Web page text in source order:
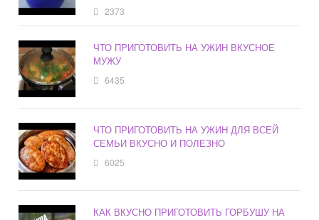
2373
ЧТО ПРИГОТОВИТЬ НА УЖИН ВКУСНОЕ
МУЖУ
6435
ЧТО ПРИГОТОВИТЬ НА УЖИН ДЛЯ ВСЕЙ
СЕМЬИ ВКУСНО И ПОЛЕЗНО
6025
КАК ВКУСНО ПРИГОТОВИТЬ ГОРБУШУ НА